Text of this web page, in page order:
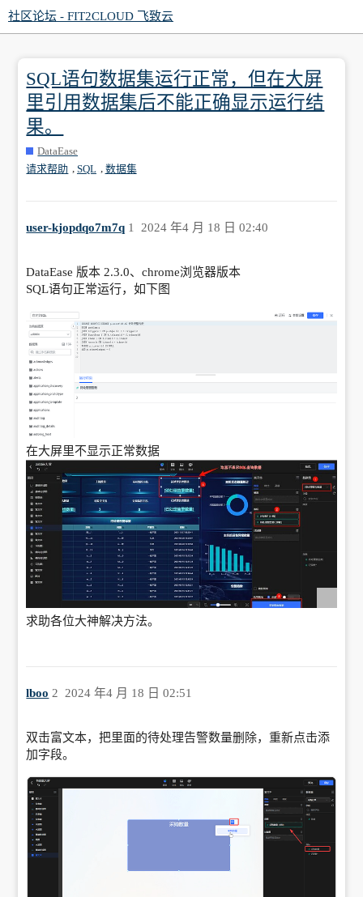
社区论坛 - FIT2CLOUD 飞致云
SQL语句数据集运行正常，但在大屏
里引用数据集后不能正确显示运行结
果。
DataEase
请求帮助
SQL 数据集
user-kjopdqo7m7q 2024 年4 月 18 日 02:40
1
DataEase 版本 2.3.0、chrome浏览器版本
SQL语句正常运行，如下图
在大屏里不显示正常数据
求助各位大神解决方法。
lboo 2024 年4 月 18 日 02:51
2
双击富文本，把里面的待处理告警数量删除，重新点击添
加字段。